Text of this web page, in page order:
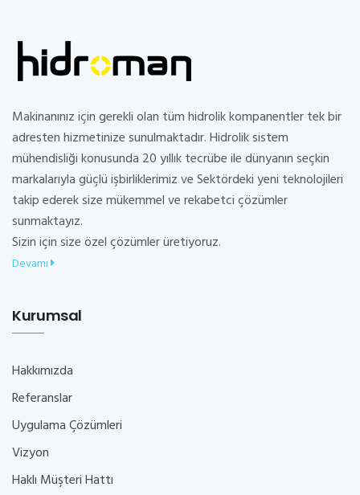
Makinanınız için gerekli olan tüm hidrolik kompanentler tek bir
adresten hizmetinize sunulmaktadır. Hidrolik sistem
mühendisliği konusunda 20 yıllık tecrübe ile dünyanın seçkin
markalarıyla güçlü işbirliklerimiz ve Sektördeki yeni teknolojileri
takip ederek size mükemmel ve rekabetci çözümler
sunmaktayız.
Sizin için size özel çözümler üretiyoruz.
Devamı
Kurumsal
Hakkımızda
Referanslar
Uygulama Çözümleri
Vizyon
Haklı Müşteri Hattı